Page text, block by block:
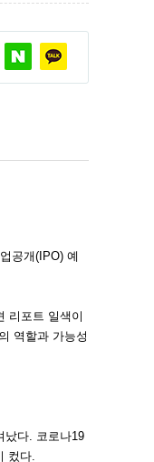
공개(IPO) 예
리포트 일색이
역할과 가능성
났다. 코로나19
컸다.